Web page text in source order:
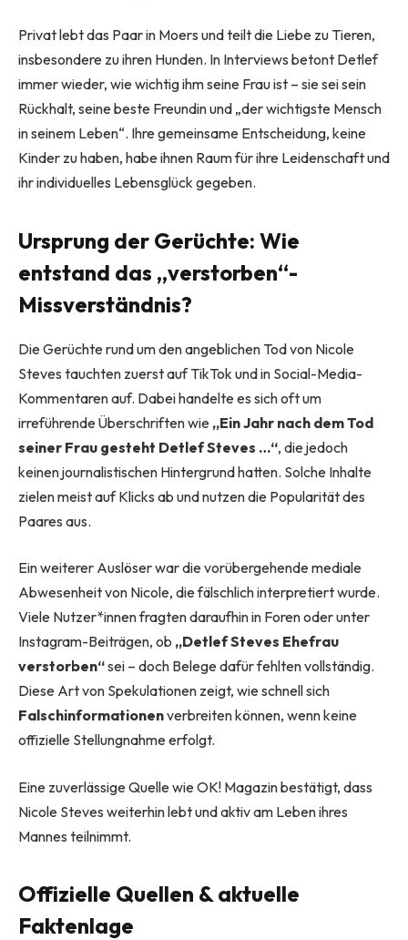
Privat lebt das Paar in Moers und teilt die Liebe zu Tieren,
insbesondere zu ihren Hunden. In Interviews betont Detlef
immer wieder, wie wichtig ihm seine Frau ist – sie sei sein
Rückhalt, seine beste Freundin und „der wichtigste Mensch
in seinem Leben“. Ihre gemeinsame Entscheidung, keine
Kinder zu haben, habe ihnen Raum für ihre Leidenschaft und
ihr individuelles Lebensglück gegeben.
Ursprung der Gerüchte: Wie
entstand das „verstorben“-
Missverständnis?
Die Gerüchte rund um den angeblichen Tod von Nicole
Steves tauchten zuerst auf TikTok und in Social-Media-
Kommentaren auf. Dabei handelte es sich oft um
irreführende Überschriften wie „Ein Jahr nach dem Tod
seiner Frau gesteht Detlef Steves …“, die jedoch
keinen journalistischen Hintergrund hatten. Solche Inhalte
zielen meist auf Klicks ab und nutzen die Popularität des
Paares aus.
Ein weiterer Auslöser war die vorübergehende mediale
Abwesenheit von Nicole, die fälschlich interpretiert wurde.
Viele Nutzer*innen fragten daraufhin in Foren oder unter
Instagram-Beiträgen, ob „Detlef Steves Ehefrau
verstorben“sei – doch Belege dafür fehlten vollständig.
Diese Art von Spekulationen zeigt, wie schnell sich
Falschinformationenverbreiten können, wenn keine
offizielle Stellungnahme erfolgt.
Eine zuverlässige Quelle wie OK! Magazin bestätigt, dass
Nicole Steves weiterhin lebt und aktiv am Leben ihres
Mannes teilnimmt.
Offizielle Quellen & aktuelle
Faktenlage